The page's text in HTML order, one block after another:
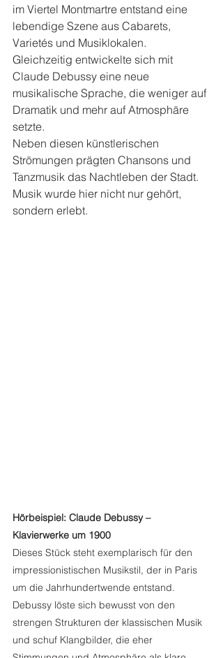
im Viertel Montmartre entstand eine
lebendige Szene aus Cabarets,
Varietés und Musiklokalen.
Gleichzeitig entwickelte sich mit
Claude Debussy eine neue
musikalische Sprache, die weniger auf
Dramatik und mehr auf Atmosphäre
setzte.
Neben diesen künstlerischen
Strömungen prägten Chansons und
Tanzmusik das Nachtleben der Stadt.
Musik wurde hier nicht nur gehört,
sondern erlebt.
Hörbeispiel: Claude Debussy –
Klavierwerke um 1900
Dieses Stück steht exemplarisch für den
impressionistischen Musikstil, der in Paris
um die Jahrhundertwende entstand.
Debussy löste sich bewusst von den
strengen Strukturen der klassischen Musik
und schuf Klangbilder, die eher